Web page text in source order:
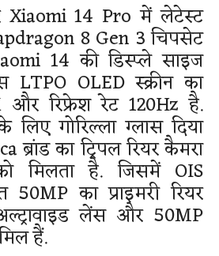
14 Pro में लेटेस्ट
8 Gen 3 चिपसेट
14 की डिस्प्ले साइज
OLED स्क्रीन का
और रिफ्रेश रेट 120Hz है.
लिए गोरिल्ला ग्लास दिया
का ट्रिपल रियर कैमरा
मिलता है. जिसमें OIS
का प्राइमरी रियर
लेंस और 50MP
हैं.